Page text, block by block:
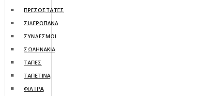
ΠΡΕΣΟΣΤΑΤΕΣ
ΣΙΔΕΡΟΠΑΝΑ
ΣΥΝΔΕΣΜΟΙ
ΣΩΛΗΝΑΚΙΑ
ΤΑΠΕΣ
ΤΑΠΕΤΙΝΑ
ΦΙΛΤΡΑ